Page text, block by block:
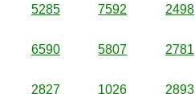
5285 7592 2498
6590 5807 2781
2827 1026 2893